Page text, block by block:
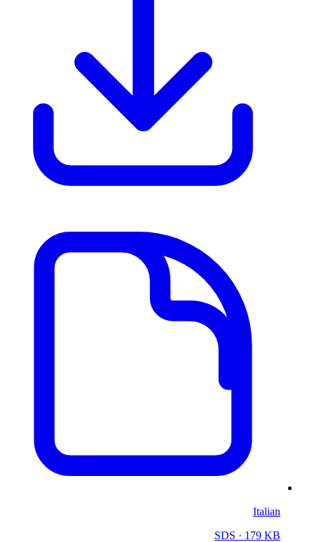
Italian
SDS · 179 KB